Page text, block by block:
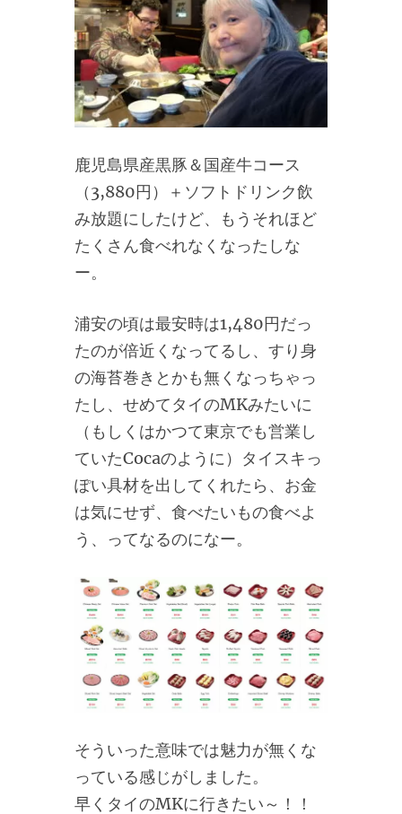
鹿児島県産黒豚＆国産牛コース
（3,880円）＋ソフトドリンク飲
み放題にしたけど、もうそれほど
たくさん食べれなくなったしな
ー。
浦安の頃は最安時は1,480円だっ
たのが倍近くなってるし、すり身
の海苔巻きとかも無くなっちゃっ
たし、せめてタイのMKみたいに
（もしくはかつて東京でも営業し
ていたCocaのように）タイスキっ
ぽい具材を出してくれたら、お金
は気にせず、食べたいもの食べよ
う、ってなるのになー。
そういった意味では魅力が無くな
っている感じがしました。
早くタイのMKに行きたい～！！